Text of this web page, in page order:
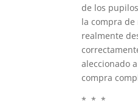
de los
la compra
realmente
aleccionado
compra
* * *